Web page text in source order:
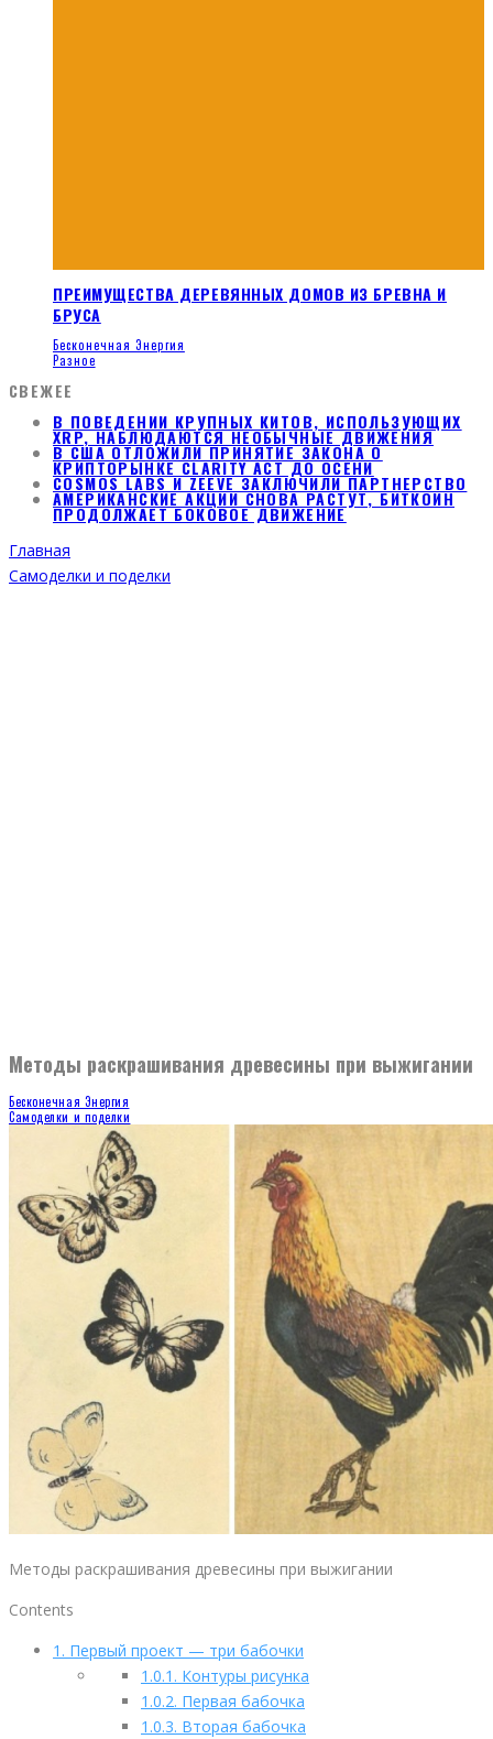
ПРЕИМУЩЕСТВА ДЕРЕВЯННЫХ ДОМОВ ИЗ БРЕВНА И
БРУСА
Бесконечная Энергия
Разное
СВЕЖЕЕ
В ПОВЕДЕНИИ КРУПНЫХ КИТОВ, ИСПОЛЬЗУЮЩИХ
XRP, НАБЛЮДАЮТСЯ НЕОБЫЧНЫЕ ДВИЖЕНИЯ
В США ОТЛОЖИЛИ ПРИНЯТИЕ ЗАКОНА О
КРИПТОРЫНКЕ CLARITY ACT ДО ОСЕНИ
COSMOS LABS И ZEEVE ЗАКЛЮЧИЛИ ПАРТНЕРСТВО
АМЕРИКАНСКИЕ АКЦИИ СНОВА РАСТУТ, БИТКОИН
ПРОДОЛЖАЕТ БОКОВОЕ ДВИЖЕНИЕ
Главная
Самоделки и поделки
Методы раскрашивания древесины при выжигании
Бесконечная Энергия
Самоделки и поделки
Методы раскрашивания древесины при выжигании
Contents
1. Первый проект — три бабочки
1.0.1. Контуры рисунка
1.0.2. Первая бабочка
1.0.3. Вторая бабочка